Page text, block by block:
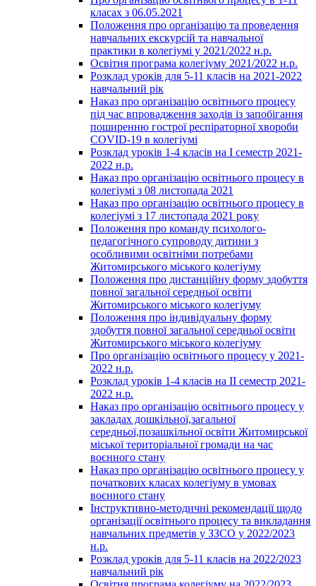
класах з 06.05.2021
Положення про організацію та проведення
навчальних екскурсій та навчальної
практики в колегіумі у 2021/2022 н.р.
Освітня програма колегіуму 2021/2022 н.р.
Розклад уроків для 5-11 класів на 2021-2022
навчальний рік
Наказ про організацію освітнього процесу
під час впровадження заходів із запобігання
поширенню гострої респіраторної хвороби
COVID-19 в колегіумі
Розклад уроків 1-4 класів на І семестр 2021-
2022 н.р.
Наказ про організацію освітнього процесу в
колегіумі з 08 листопада 2021
Наказ про організацію освітнього процесу в
колегіумі з 17 листопада 2021 року
Положення про команду психолого-
педагогічного супроводу дитини з
особливими освітніми потребами
Житомирського міського колегіуму
Положення про дистанційну форму здобуття
повної загальної середньої освіти
Житомирського міського колегіуму
Положення про індивідуальну форму
здобуття повної загальної середньої освіти
Житомирського міського колегіуму
Про організацію освітнього процесу у 2021-
2022 н.р.
Розклад уроків 1-4 класів на ІІ семестр 2021-
2022 н.р.
Наказ про організацію освітнього процесу у
закладах дошкільної,загальної
середньої,позашкільної освіти Житомирської
міської територіальної громади на час
воєнного стану
Наказ про організацію освітнього процесу у
початкових класах колегіуму в умовах
воєнного стану
Інструктивно-методичні рекомендації щодо
організації освітнього процесу та викладання
навчальних предметів у ЗЗСО у 2022/2023
н.р.
Розклад уроків для 5-11 класів на 2022/2023
навчальний рік